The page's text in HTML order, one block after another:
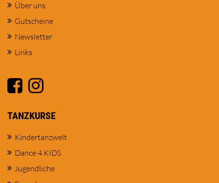
Über uns
Gutscheine
Newsletter
Links
TANZKURSE
Kindertanzwelt
Dance 4 KIDS
Jugendliche